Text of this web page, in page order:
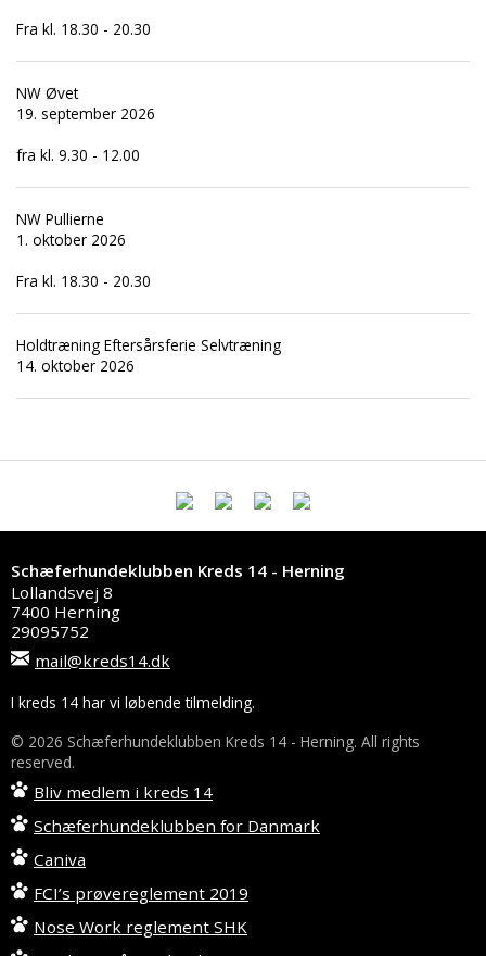
Fra kl. 18.30 - 20.30
NW Øvet
19. september 2026
fra kl. 9.30 - 12.00
NW Pullierne
1. oktober 2026
Fra kl. 18.30 - 20.30
Holdtræning Eftersårsferie Selvtræning
14. oktober 2026
Schæferhundeklubben Kreds 14 - Herning
Lollandsvej 8
7400 Herning
29095752
mail@kreds14.dk
I kreds 14 har vi løbende tilmelding.
© 2026 Schæferhundeklubben Kreds 14 - Herning. All rights
reserved.
Bliv medlem i kreds 14
Schæferhundeklubben for Danmark
Caniva
FCI’s prøvereglement 2019
Nose Work reglement SHK